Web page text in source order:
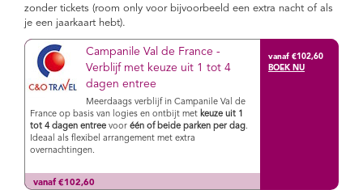
zonder tickets (room only voor bijvoorbeeld een extra nacht of als
je een jaarkaart hebt).
Campanile Val de France -
Verblijf met keuze uit 1 tot 4
dagen entree
Meerdaags verblijf in Campanile Val de
France op basis van logies en ontbijt met keuze uit 1
tot 4 dagen entree voor één of beide parken per dag.
Ideaal als flexibel arrangement met extra
overnachtingen.
vanaf €102,60
vanaf €102,60